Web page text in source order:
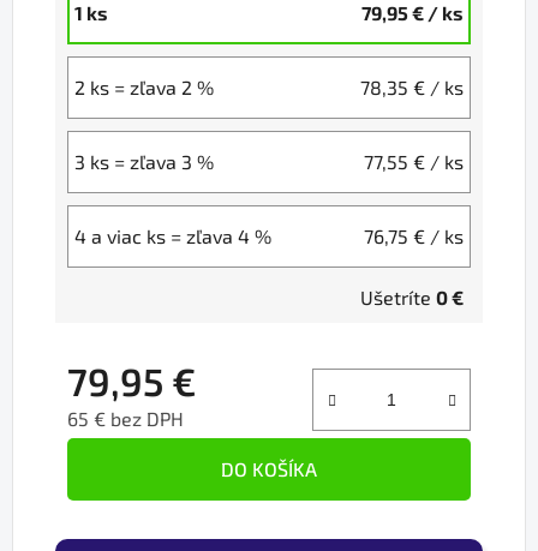
1 ks 79,95 € / ks
2 ks = zľava 2 % 78,35 € / ks
3 ks = zľava 3 % 77,55 € / ks
4 a viac ks = zľava 4 % 76,75 € / ks
Ušetríte 0 €
79,95 €
65 € bez DPH
DO KOŠÍKA